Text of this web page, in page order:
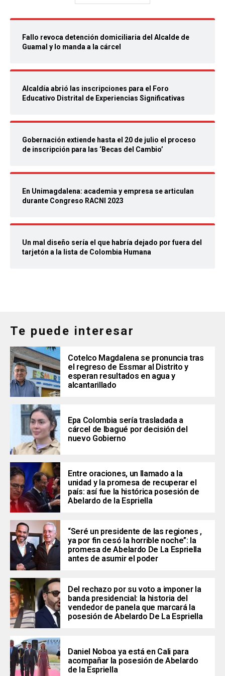
Fallo revoca detención domiciliaria del Alcalde de
Guamal y lo manda a la cárcel
Alcaldía abrió las inscripciones para el Foro
Educativo Distrital de Experiencias Significativas
Gobernación extiende hasta el 20 de julio el proceso
de inscripción para las ‘Becas del Cambio’
En Unimagdalena: academia y empresa se articulan
durante Congreso RACNI 2023
Un mal diseño sería el que habría dejado por fuera del
tarjetón a la lista de Colombia Humana
Te puede interesar
Cotelco Magdalena se pronuncia tras
el regreso de Essmar al Distrito y
esperan resultados en agua y
alcantarillado
Epa Colombia sería trasladada a
cárcel de Ibagué por decisión del
nuevo Gobierno
Entre oraciones, un llamado a la
unidad y la promesa de recuperar el
país: así fue la histórica posesión de
Abelardo de la Espriella
“Seré un presidente de las regiones ,
ya por fin cesó la horrible noche”: la
promesa de Abelardo De La Espriella
antes de asumir el poder
Del rechazo por su voto a imponer la
banda presidencial: la historia del
vendedor de panela que marcará la
posesión de Abelardo De La Espriella
Daniel Noboa ya está en Cali para
acompañar la posesión de Abelardo
de la Espriella